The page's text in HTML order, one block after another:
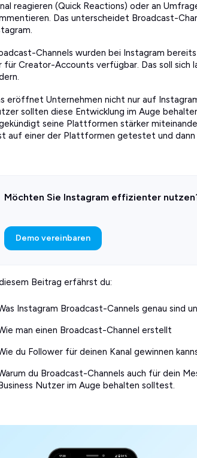
reagieren (Quick Reactions) oder an
Das unterscheidet Broadcast-
Channels wurden bei Instagram
für Creator-Accounts verfügbar. Das soll sich
eröffnet Unternehmen nicht nur auf
sollten diese Entwicklung im Auge
seine Plattformen stärker
auf einer der Plattformen getestet und
Möchten Sie Instagram effizienter
Demo vereinbaren
Beitrag erfährst du:
Instagram Broadcast-Cannels genau sind
man einen Broadcast-Channel erstellt
du Follower für deinen Kanal gewinnen
du Broadcast-Channels auch für dein
Nutzer im Auge behalten solltest.